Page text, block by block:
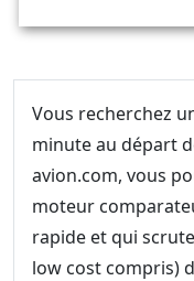
Vous recherchez
minute au départ
avion.com, vous
moteur
rapide et qui
low cost compris)